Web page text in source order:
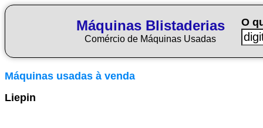
Máquinas Blistaderias
Comércio de Máquinas Usadas
O
Máquinas usadas à venda
Liepin